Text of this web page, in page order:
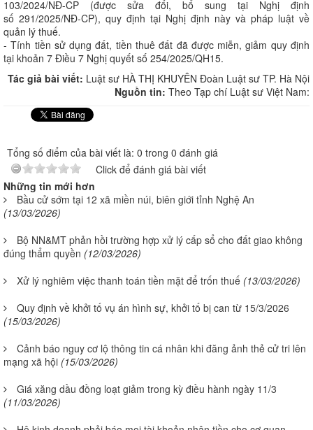
103/2024/NĐ-CP (được sửa đổi, bổ sung tại Nghị định
số 291/2025/NĐ-CP), quy định tại Nghị định này và pháp luật về
quản lý thuế.
- Tính tiền sử dụng đất, tiền thuê đất đã được miễn, giảm quy định
tại khoản 7 Điều 7 Nghị quyết số 254/2025/QH15.
Tác giả bài viết: Luật sư HÀ THỊ KHUYÊN Đoàn Luật sư TP. Hà Nội
Nguồn tin: Theo Tạp chí Luật sư Việt Nam:
Tổng số điểm của bài viết là: 0 trong 0 đánh giá
Click để đánh giá bài viết
Những tin mới hơn
Bầu cử sớm tại 12 xã miền núi, biên giới tỉnh Nghệ An
(13/03/2026)
Bộ NN&MT phản hồi trường hợp xử lý cấp sổ cho đất giao không
đúng thẩm quyền (12/03/2026)
Xử lý nghiêm việc thanh toán tiền mặt để trốn thuế (13/03/2026)
Quy định về khởi tố vụ án hình sự, khởi tố bị can từ 15/3/2026
(15/03/2026)
Cảnh báo nguy cơ lộ thông tin cá nhân khi đăng ảnh thẻ cử tri lên
mạng xã hội (15/03/2026)
Giá xăng dầu đồng loạt giảm trong kỳ điều hành ngày 11/3
(11/03/2026)